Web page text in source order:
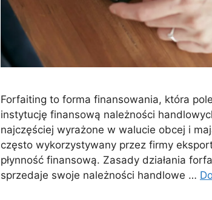
Forfaiting to forma finansowania, która
instytucję finansową należności
najczęściej wyrażone w walucie obcej i
często wykorzystywany przez firmy
płynność finansową. Zasady działania
sprzedaje swoje należności handlowe …